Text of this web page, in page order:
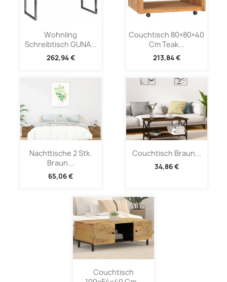
Wohnling
Schreibtisch GUNA...
262,94 €
Couchtisch 80×80×40
Cm Teak...
213,84 €
Nachttische 2 Stk.
Braun...
65,06 €
Couchtisch Braun...
34,86 €
Couchtisch